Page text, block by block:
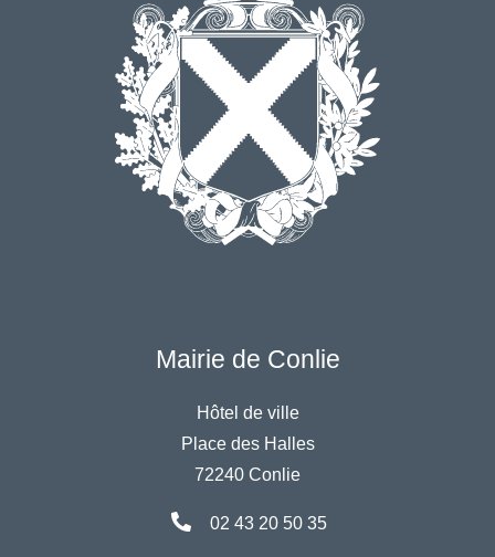
Mairie de Conlie
Hôtel de ville
Place des Halles
72240 Conlie
02 43 20 50 35